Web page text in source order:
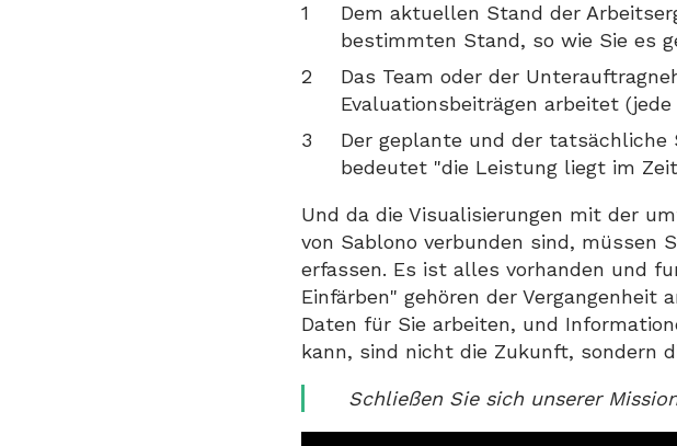
Dem aktuellen Stand der
bestimmten Stand, so wie Sie es
Das Team oder der
Evaluationsbeiträgen arbeitet
Der geplante und der tatsächliche
bedeutet "die Leistung liegt im
Und da die Visualisierungen mit der
von Sablono verbunden sind, müssen
erfassen. Es ist alles vorhanden und
Einfärben" gehören der
Daten für Sie arbeiten, und
kann, sind nicht die Zukunft, sondern
Schließen Sie sich unserer